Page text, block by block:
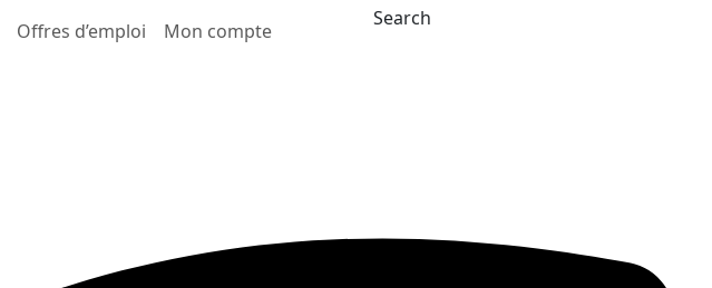
Offres d’emploi Mon compte
Search